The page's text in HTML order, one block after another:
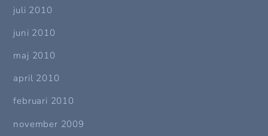
juli 2010
juni 2010
maj 2010
april 2010
februari 2010
november 2009